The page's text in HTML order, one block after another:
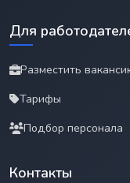
Для
Разместить
Тарифы
Подбор персонала
Контакты